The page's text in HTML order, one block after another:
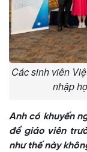
Các sinh viên
nhập
Anh có khuyến
để giáo viên
như thế này